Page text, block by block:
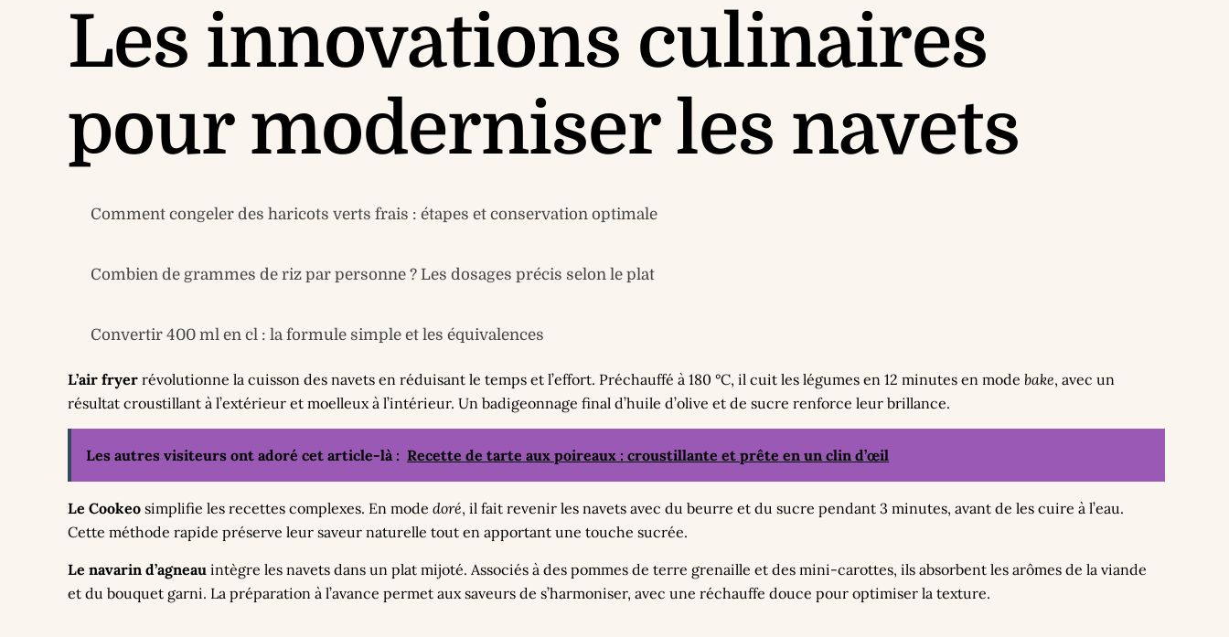
Les innovations culinaires
pour moderniser les navets
Comment congeler des haricots verts frais : étapes et conservation optimale
Combien de grammes de riz par personne ? Les dosages précis selon le plat
Convertir 400 ml en cl : la formule simple et les équivalences
L’air fryer révolutionne la cuisson des navets en réduisant le temps et l’effort. Préchauffé à 180 °C, il cuit les légumes en 12 minutes en modebake, avec un
résultat croustillant à l’extérieur et moelleux à l’intérieur. Un badigeonnage final d’huile d’olive et de sucre renforce leur brillance.
Les autres visiteurs ont adoré cet article-là : Recette de tarte aux poireaux : croustillante et prête en un clin d’œil
Le Cookeo simplifie les recettes complexes. En modedoré, il fait revenir les navets avec du beurre et du sucre pendant 3 minutes, avant de les cuire à l’eau.
Cette méthode rapide préserve leur saveur naturelle tout en apportant une touche sucrée.
Le navarin d’agneau intègre les navets dans un plat mijoté. Associés à des pommes de terre grenaille et des mini-carottes, ils absorbent les arômes de la viande
et du bouquet garni. La préparation à l’avance permet aux saveurs de s’harmoniser, avec une réchauffe douce pour optimiser la texture.